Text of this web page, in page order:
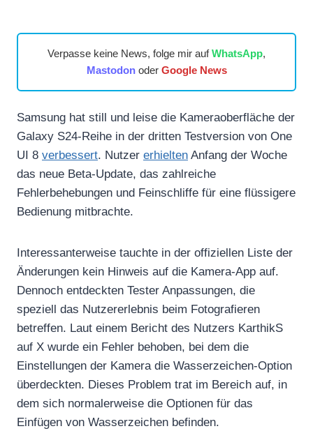
Verpasse keine News, folge mir aufWhatsApp,
Mastodonoder Google News
Samsung hat still und leise die Kameraoberfläche der
Galaxy S24-Reihe in der dritten Testversion von One
UI 8 verbessert. Nutzer erhielten Anfang der Woche
das neue Beta-Update, das zahlreiche
Fehlerbehebungen und Feinschliffe für eine flüssigere
Bedienung mitbrachte.
Interessanterweise tauchte in der offiziellen Liste der
Änderungen kein Hinweis auf die Kamera-App auf.
Dennoch entdeckten Tester Anpassungen, die
speziell das Nutzererlebnis beim Fotografieren
betreffen. Laut einem Bericht des Nutzers KarthikS
auf X wurde ein Fehler behoben, bei dem die
Einstellungen der Kamera die Wasserzeichen-Option
überdeckten. Dieses Problem trat im Bereich auf, in
dem sich normalerweise die Optionen für das
Einfügen von Wasserzeichen befinden.